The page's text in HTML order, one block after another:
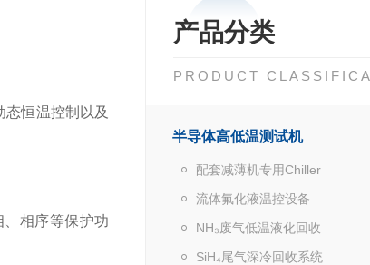
产品分类
PRODUCT
半导体高低温测试机
配套减薄机专用Chiller
流体氟化液温控设备
NH₃废气低温液化回收
SiH₄尾气深冷回收系统
恒温控制以及
相序等保护功